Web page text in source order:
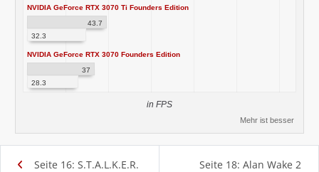
NVIDIA GeForce RTX 3070 Ti Founders Edition
43.7
32.3
NVIDIA GeForce RTX 3070 Founders Edition
37
28.3
in FPS
Mehr ist besser
Seite 16: S.T.A.L.K.E.R.
Seite 18: Alan Wake 2